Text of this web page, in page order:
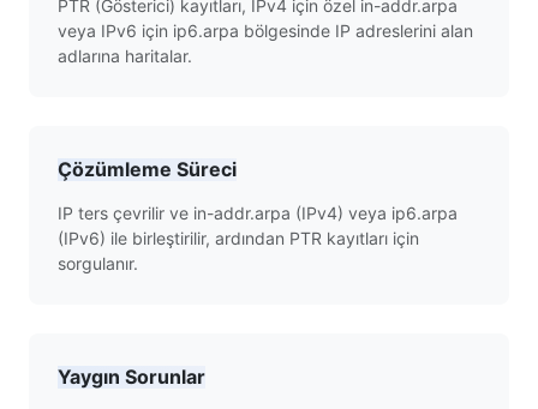
PTR (Gösterici) kayıtları, IPv4 için özel in-addr.arpa
veya IPv6 için ip6.arpa bölgesinde IP adreslerini alan
adlarına haritalar.
Çözümleme Süreci
IP ters çevrilir ve in-addr.arpa (IPv4) veya ip6.arpa
(IPv6) ile birleştirilir, ardından PTR kayıtları için
sorgulanır.
Yaygın Sorunlar